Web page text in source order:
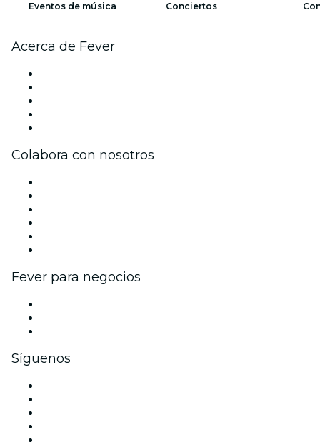
Eventos de música Conciertos
Acerca de Fever
Colabora con nosotros
Fever para negocios
Síguenos